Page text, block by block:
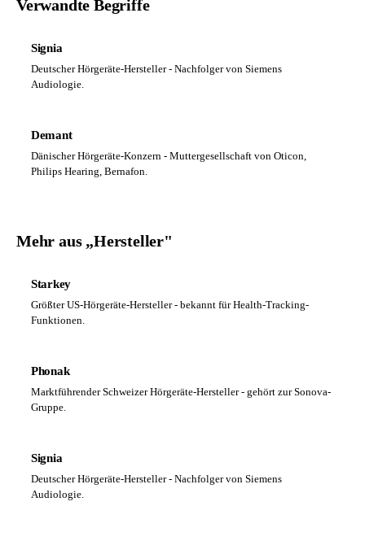
Verwandte Begriffe
Signia
Deutscher Hörgeräte-Hersteller - Nachfolger von Siemens
Audiologie.
Demant
Dänischer Hörgeräte-Konzern - Muttergesellschaft von Oticon,
Philips Hearing, Bernafon.
Mehr aus „Hersteller"
Starkey
Größter US-Hörgeräte-Hersteller - bekannt für Health-Tracking-
Funktionen.
Phonak
Marktführender Schweizer Hörgeräte-Hersteller - gehört zur Sonova-
Gruppe.
Signia
Deutscher Hörgeräte-Hersteller - Nachfolger von Siemens
Audiologie.